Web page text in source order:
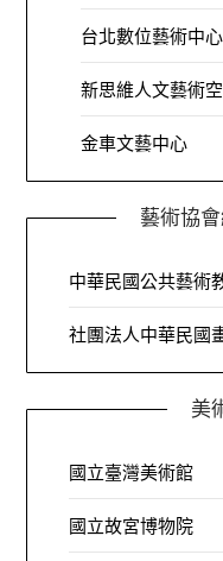
台北數位藝術中心
新思維人文藝術
金車文藝中心
藝術協
中華民國公共藝術
社團法人中華民國
美
國立臺灣美術館
國立故宮博物院